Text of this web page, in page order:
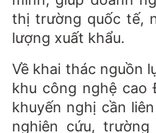
thị trường quốc tế,
lượng xuất khẩu.
Về khai thác nguồn
khu công nghệ cao
khuyến nghị cần
nghiên cứu,